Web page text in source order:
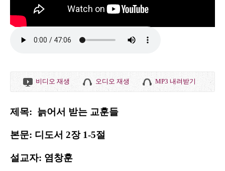
비디오 재생 오디오 재생 MP3 내려받기
제목: 늙어서 받는 교훈들
본문: 디도서 2장 1-5절
설교자: 염창훈